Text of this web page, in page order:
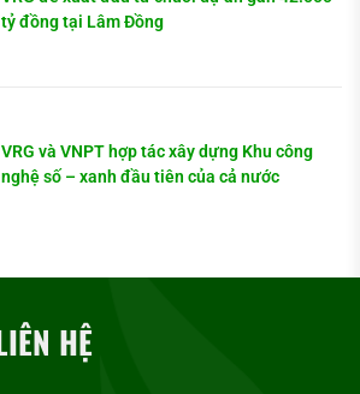
tỷ đồng tại Lâm Đồng
VRG và VNPT hợp tác xây dựng Khu công
nghệ số – xanh đầu tiên của cả nước
HỆ